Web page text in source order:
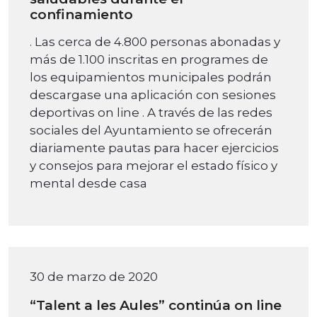
confinamiento
. Las cerca de 4.800 personas abonadas y
más de 1.100 inscritas en programes de
los equipamientos municipales podrán
descargase una aplicación con sesiones
deportivas on line . A través de las redes
sociales del Ayuntamiento se ofrecerán
diariamente pautas para hacer ejercicios
y consejos para mejorar el estado físico y
mental desde casa
30 de marzo de 2020
“Talent a les Aules” continúa on line